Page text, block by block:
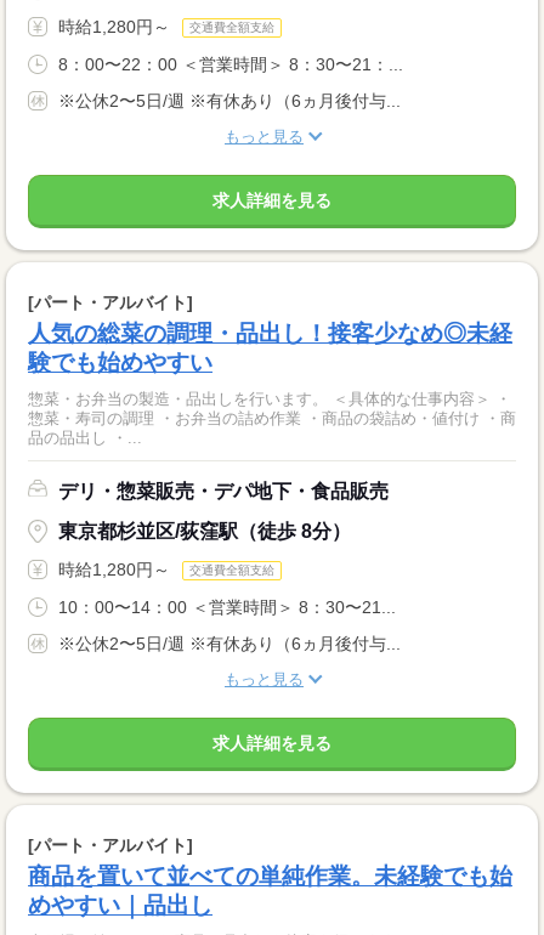
時給1,280円～ 交通費全額支給
8：00〜22：00 ＜営業時間＞ 8：30〜21：...
※公休2〜5日/週 ※有休あり（6ヵ月後付与...
もっと見る
求人詳細を見る
[パート・アルバイト]
人気の総菜の調理・品出し！接客少なめ◎未経
験でも始めやすい
惣菜・お弁当の製造・品出しを行います。 ＜具体的な仕事内容＞ ・
惣菜・寿司の調理 ・お弁当の詰め作業 ・商品の袋詰め・値付け ・商
品の品出し ・...
デリ・惣菜販売・デパ地下・食品販売
東京都杉並区/荻窪駅（徒歩 8分）
時給1,280円～ 交通費全額支給
10：00〜14：00 ＜営業時間＞ 8：30〜21...
※公休2〜5日/週 ※有休あり（6ヵ月後付与...
もっと見る
求人詳細を見る
[パート・アルバイト]
商品を置いて並べての単純作業。未経験でも始
めやすい｜品出し